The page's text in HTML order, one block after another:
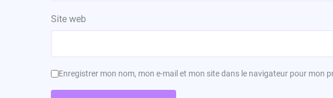
Site web
Enregistrer mon nom, mon e-mail et mon site dans le navigateur pour mon